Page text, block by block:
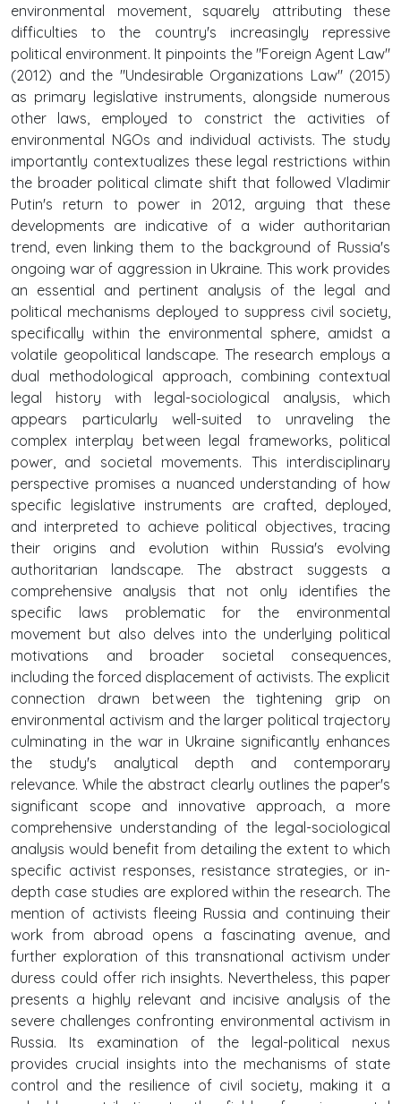
environmental movement, squarely attributing these
difficulties to the country's increasingly repressive
political environment. It pinpoints the "Foreign Agent Law"
(2012) and the "Undesirable Organizations Law" (2015)
as primary legislative instruments, alongside numerous
other laws, employed to constrict the activities of
environmental NGOs and individual activists. The study
importantly contextualizes these legal restrictions within
the broader political climate shift that followed Vladimir
Putin's return to power in 2012, arguing that these
developments are indicative of a wider authoritarian
trend, even linking them to the background of Russia's
ongoing war of aggression in Ukraine. This work provides
an essential and pertinent analysis of the legal and
political mechanisms deployed to suppress civil society,
specifically within the environmental sphere, amidst a
volatile geopolitical landscape. The research employs a
dual methodological approach, combining contextual
legal history with legal-sociological analysis, which
appears particularly well-suited to unraveling the
complex interplay between legal frameworks, political
power, and societal movements. This interdisciplinary
perspective promises a nuanced understanding of how
specific legislative instruments are crafted, deployed,
and interpreted to achieve political objectives, tracing
their origins and evolution within Russia's evolving
authoritarian landscape. The abstract suggests a
comprehensive analysis that not only identifies the
specific laws problematic for the environmental
movement but also delves into the underlying political
motivations and broader societal consequences,
including the forced displacement of activists. The explicit
connection drawn between the tightening grip on
environmental activism and the larger political trajectory
culminating in the war in Ukraine significantly enhances
the study's analytical depth and contemporary
relevance. While the abstract clearly outlines the paper's
significant scope and innovative approach, a more
comprehensive understanding of the legal-sociological
analysis would benefit from detailing the extent to which
specific activist responses, resistance strategies, or in-
depth case studies are explored within the research. The
mention of activists fleeing Russia and continuing their
work from abroad opens a fascinating avenue, and
further exploration of this transnational activism under
duress could offer rich insights. Nevertheless, this paper
presents a highly relevant and incisive analysis of the
severe challenges confronting environmental activism in
Russia. Its examination of the legal-political nexus
provides crucial insights into the mechanisms of state
control and the resilience of civil society, making it a